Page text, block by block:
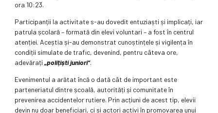
ora 10:23.
Participanții la activitate s-au dovedit entuziaști și implicați, iar
patrula școlară – formată din elevi voluntari – a fost în centrul
atenției. Aceștia și-au demonstrat cunoștințele și vigilența în
condiții simulate de trafic, devenind, pentru câteva ore,
adevărați „polițiști juniori”.
Evenimentul a arătat încă o dată cât de important este
parteneriatul dintre școală, autorități și comunitate în
prevenirea accidentelor rutiere. Prin acțiuni de acest tip, elevii
devin nu doar beneficiari, ci și actori activi în promovarea unui